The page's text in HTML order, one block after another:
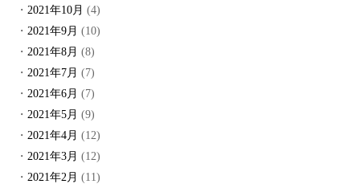
2021年10月 (4)
2021年9月 (10)
2021年8月 (8)
2021年7月 (7)
2021年6月 (7)
2021年5月 (9)
2021年4月 (12)
2021年3月 (12)
2021年2月 (11)